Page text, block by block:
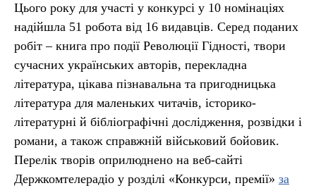
Цього року для участі у конкурсі у 10 номінаціях
надійшла 51 робота від 16 видавців. Серед поданих
робіт – книга про події Революції Гідності, твори
сучасних українських авторів, перекладна
література, цікава пізнавальна та пригодницька
література для маленьких читачів, історико-
літературні й бібліографічні дослідження, розвідки і
романи, а також справжній військовий бойовик.
Перелік творів оприлюднено на веб-сайті
Держкомтелерадіо у розділі «Конкурси, премії» за